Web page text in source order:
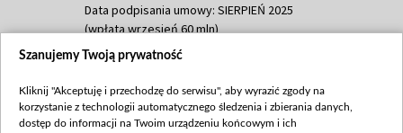
Data podpisania umowy: SIERPIEŃ 2025
(wpłata wrzesień 60 mln)
Dofinansowanie 635 783 051,21 PLN
(wpłata wrzesień 100 mln, październik 350
mln, listopad 265 mln)
Szanujemy Twoją prywatność
Kliknij "Akceptuję i przechodzę do serwisu", aby wyrazić zgody na
korzystanie z technologii automatycznego śledzenia i zbierania danych,
dostęp do informacji na Twoim urządzeniu końcowym i ich